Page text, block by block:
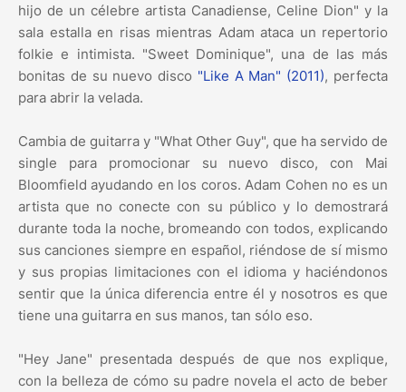
hijo de un célebre artista Canadiense, Celine Dion" y la
sala estalla en risas mientras Adam ataca un repertorio
folkie e intimista. "Sweet Dominique", una de las más
bonitas de su nuevo disco "Like A Man" (2011), perfecta
para abrir la velada.
Cambia de guitarra y "What Other Guy", que ha servido de
single para promocionar su nuevo disco, con Mai
Bloomfield ayudando en los coros. Adam Cohen no es un
artista que no conecte con su público y lo demostrará
durante toda la noche, bromeando con todos, explicando
sus canciones siempre en español, riéndose de sí mismo
y sus propias limitaciones con el idioma y haciéndonos
sentir que la única diferencia entre él y nosotros es que
tiene una guitarra en sus manos, tan sólo eso.
"Hey Jane" presentada después de que nos explique,
con la belleza de cómo su padre novela el acto de beber